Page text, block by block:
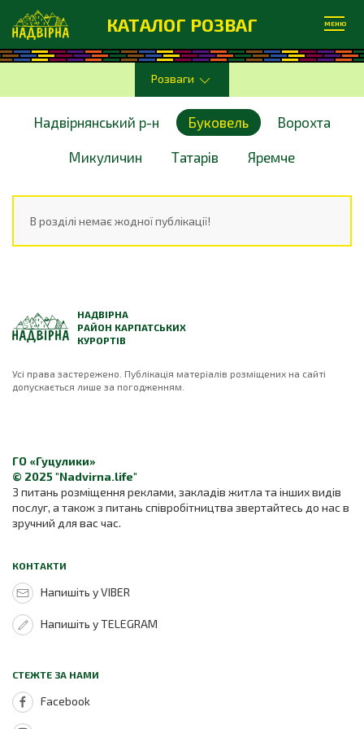
КАТАЛОГ РОЗВАГ МЕНЮ
Розваги
Надвірнянський р-н Буковель Ворохта
Микуличин Татарів Яремче
В розділі немає жодної публікації!
НАДВІРНА
РАЙОН КАРПАТСЬКИХ
КУРОРТІВ
Усі права застережено. Публікація матеріалів розміщених на сайті
допускається лише за погодженням.
ГО «Гуцулики»
© 2025 "Nadvirna.life"
З питань розміщення реклами, закладів житла та інших видів
послуг, а також з питань співробітництва звертайтесь до нас в
зручний для вас час.
КОНТАКТИ
Напишіть у VIBER
Напишіть у TELEGRAM
СТЕЖТЕ ЗА НАМИ
Facebook